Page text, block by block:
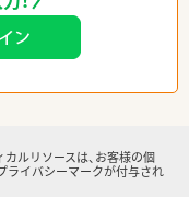
カルリソースは、お客様の個
ライバシーマークが付与され